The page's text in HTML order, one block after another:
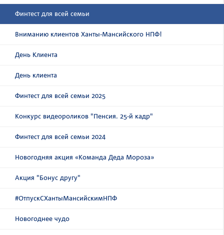
Финтест для всей семьи
Вниманию клиентов Ханты-Мансийского НПФ!
День Клиента
День клиента
Финтест для всей семьи 2025
Конкурс видеороликов "Пенсия. 25-й кадр"
Финтест для всей семьи 2024
Новогодняя акция «Команда Деда Мороза»
Акция "Бонус другу"
#ОтпускСХантыМансийскимНПФ
Новогоднее чудо